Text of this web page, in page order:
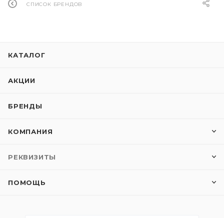
СПИСОК БРЕНДОВ
КАТАЛОГ
АКЦИИ
БРЕНДЫ
КОМПАНИЯ
РЕКВИЗИТЫ
ПОМОЩЬ